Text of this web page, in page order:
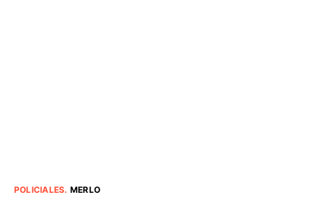
POLICIALES. MERLO